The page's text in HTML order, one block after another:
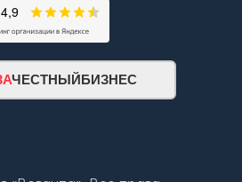
плит перекрытия
системы из пиломатериала
ЧЕСТНЫЙБИЗНЕС